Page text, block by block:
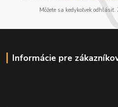
Môžete sa kedykoľvek
Informácie pre